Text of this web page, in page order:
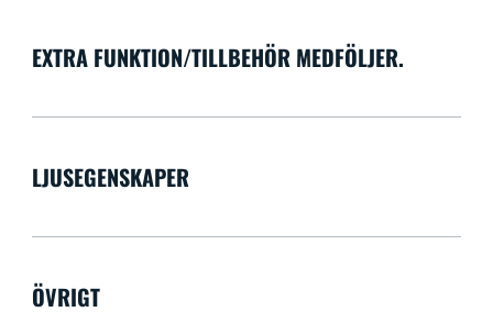
EXTRA FUNKTION/TILLBEHÖR MEDFÖLJER.
LJUSEGENSKAPER
ÖVRIGT